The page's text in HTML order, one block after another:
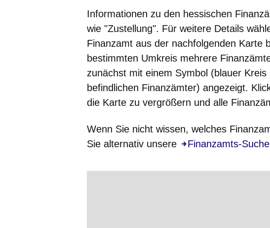
Informationen zu den hessischen
wie "Zustellung". Für weitere Details
Finanzamt aus der nachfolgenden Karte
bestimmten Umkreis mehrere
zunächst mit einem Symbol (blauer
befindlichen Finanzämter) angezeigt.
die Karte zu vergrößern und alle
Wenn Sie nicht wissen, welches
Sie alternativ unsere
Finanzamts-Suche